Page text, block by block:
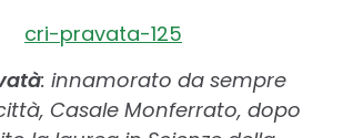
: innamorato da sempre
Casale Monferrato, dopo